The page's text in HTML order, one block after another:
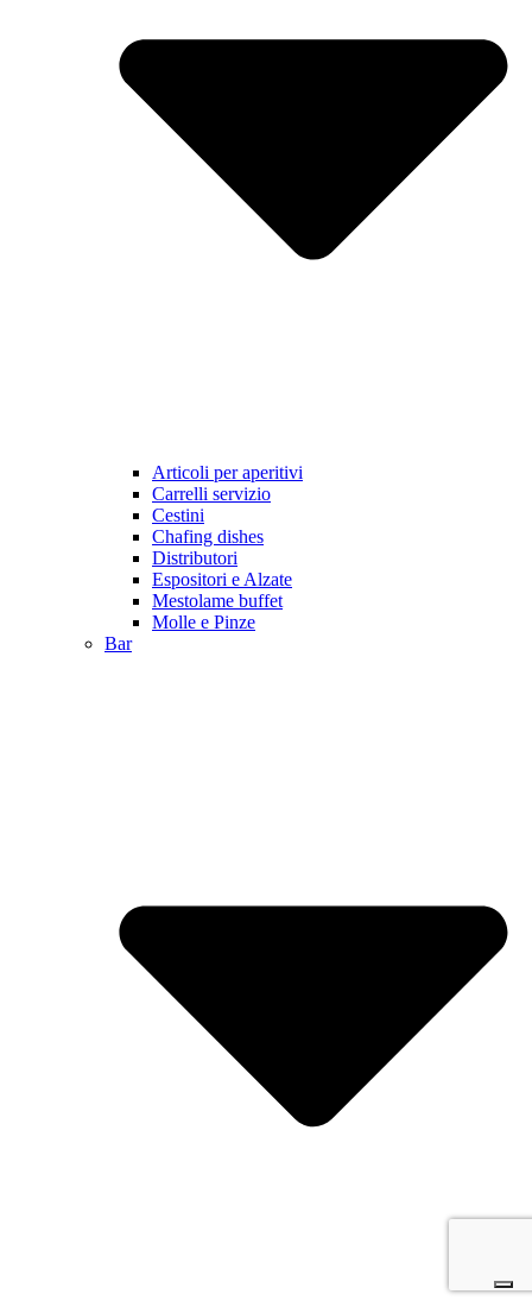
Articoli per aperitivi
Carrelli servizio
Cestini
Chafing dishes
Distributori
Espositori e Alzate
Mestolame buffet
Molle e Pinze
Bar